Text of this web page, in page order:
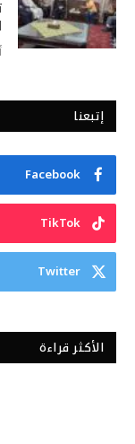
إتبعنا
Facebook
TikTok
Twitter
الأكثر قراءة